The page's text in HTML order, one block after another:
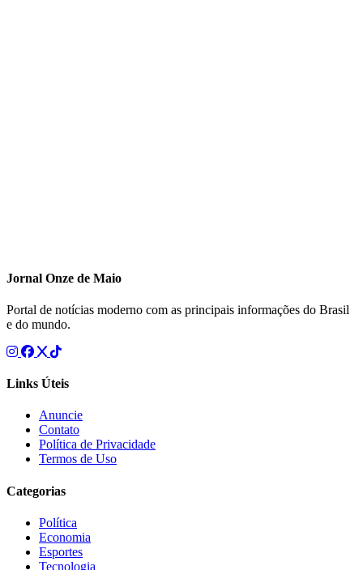
Jornal Onze de Maio
Portal de notícias moderno com as principais informações do Brasil
e do mundo.
Links Úteis
Anuncie
Contato
Política de Privacidade
Termos de Uso
Categorias
Política
Economia
Esportes
Tecnologia